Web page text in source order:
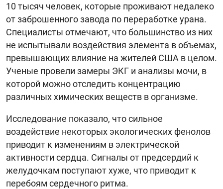
10 тысяч человек, которые проживают недалеко
от заброшенного завода по переработке урана.
Специалисты отмечают, что большинство из них
не испытывали воздействия элемента в объемах,
превышающих влияние на жителей США в целом.
Ученые провели замеры ЭКГ и анализы мочи, в
которой можно отследить концентрацию
различных химических веществ в организме.
Исследование показало, что сильное
воздействие некоторых экологических фенолов
приводит к изменениям в электрической
активности сердца. Сигналы от предсердий к
желудочкам поступают хуже, что приводит к
перебоям сердечного ритма.